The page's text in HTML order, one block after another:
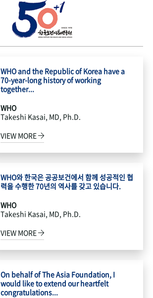
WHO and the Republic of Korea have a
70-year-long history of working
together...
WHO
Takeshi Kasai, MD, Ph.D.
VIEW MORE
WHO와 한국은 공공보건에서 함께 성공적인 협
력을 수행한 70년의 역사를 갖고 있습니다.
WHO
Takeshi Kasai, MD, Ph.D.
VIEW MORE
On behalf of The Asia Foundation, I
would like to extend our heartfelt
congratulations...